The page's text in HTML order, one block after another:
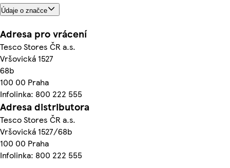
Údaje o značce
Adresa pro vrácení
Tesco Stores ČR a.s.
Vršovická 1527
68b
100 00 Praha
Infolinka: 800 222 555
Adresa distributora
Tesco Stores ČR a.s.
Vršovická 1527/68b
100 00 Praha
Infolinka: 800 222 555